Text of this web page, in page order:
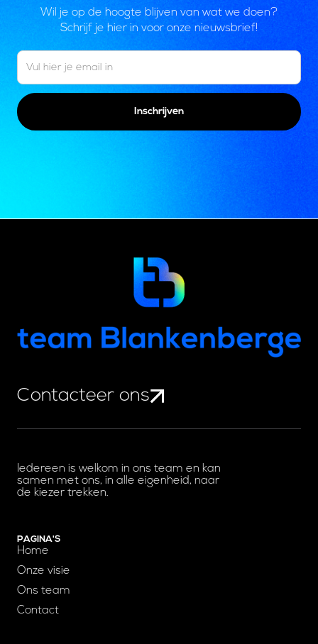
Wil je op de hoogte blijven van wat we doen?
Schrijf je hier in voor onze nieuwsbrief!
Contacteer ons
Iedereen is welkom in ons team en kan
samen met ons, in alle eigenheid, naar
de kiezer trekken.
PAGINA'S
Home
Onze visie
Ons team
Contact